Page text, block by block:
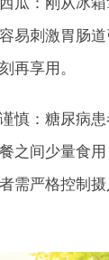
瓜：刚从冰
易刺激胃肠
再享用。
慎：糖尿病
之间少量食
需严格控制